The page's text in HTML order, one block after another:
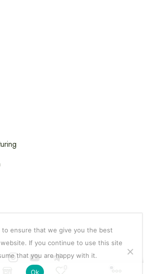
© 2026Happydealsdakar
to ensure that we give you the best
If you continue to use this site
that you are happy with it.
Ok